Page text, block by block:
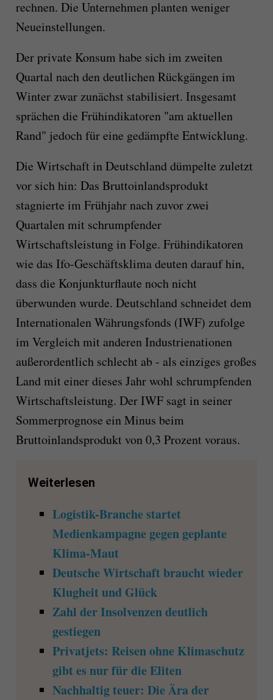
rechnen. Die Unternehmen planten weniger
Neueinstellungen.
Der private Konsum habe sich im zweiten
Quartal nach den deutlichen Rückgängen im
Winter zwar zunächst stabilisiert. Insgesamt
sprächen die Frühindikatoren "am aktuellen
Rand" jedoch für eine gedämpfte Entwicklung.
Die Wirtschaft in Deutschland dümpelte zuletzt
vor sich hin: Das Bruttoinlandsprodukt
stagnierte im Frühjahr nach zuvor zwei
Quartalen mit schrumpfender
Wirtschaftsleistung in Folge. Frühindikatoren
wie das Ifo-Geschäftsklima deuten darauf hin,
dass die Konjunkturflaute noch nicht
überwunden wurde. Deutschland schneidet dem
Internationalen Währungsfonds (IWF) zufolge
im Vergleich mit anderen Industrienationen
außerordentlich schlecht ab - als einziges großes
Land mit einer dieses Jahr wohl schrumpfenden
Wirtschaftsleistung. Der IWF sagt in seiner
Sommerprognose ein Minus beim
Bruttoinlandsprodukt von 0,3 Prozent voraus.
Weiterlesen
Logistik-Branche startet
Medienkampagne gegen geplante
Klima-Maut
Deutsche Wirtschaft braucht wieder
Klugheit und Glück
Zahl der Insolvenzen deutlich
gestiegen
Privatjets: Reisen ohne Klimaschutz
gibt es nur für die Eliten
Nachhaltig teuer: Die Ära der